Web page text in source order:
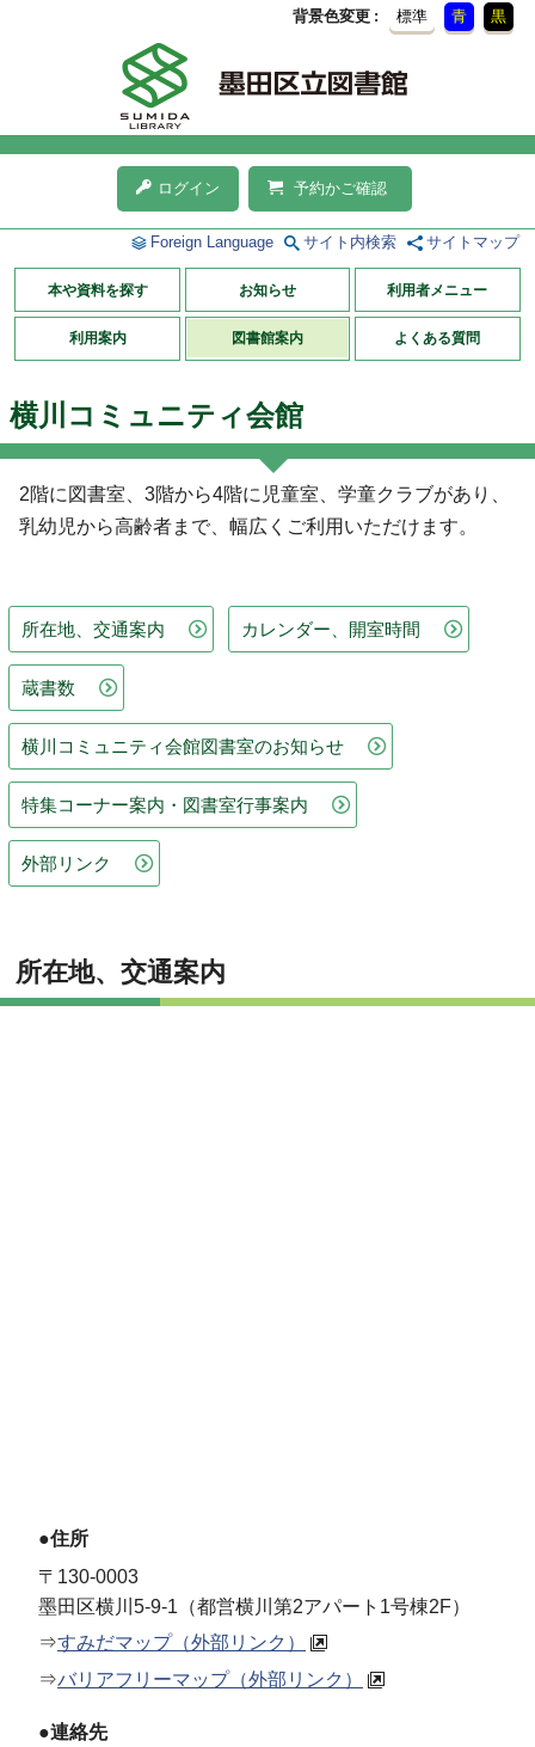
背景色変更 標準 青 黒
ログイン 予約かご確認
Foreign Language サイト内検索 サイトマップ
本や資料を探す お知らせ 利用者メニュー
利用案内 図書館案内 よくある質問
横川コミュニティ会館
2階に図書室、3階から4階に児童室、学童クラブがあり、
乳幼児から高齢者まで、幅広くご利用いただけます。
所在地、交通案内 カレンダー、開室時間
蔵書数
横川コミュニティ会館図書室のお知らせ
特集コーナー案内・図書室行事案内
外部リンク
所在地、交通案内
●住所
〒130-0003
墨田区横川5-9-1（都営横川第2アパート1号棟2F）
⇒すみだマップ（外部リンク）
⇒バリアフリーマップ（外部リンク）
●連絡先